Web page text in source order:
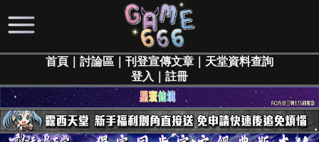
首頁 討論區 刊登宣傳文章
天堂資料查詢
登入
註冊